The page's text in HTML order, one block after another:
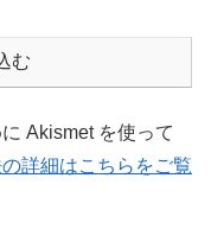
む
Akismet を使って
詳細はこちらをご覧